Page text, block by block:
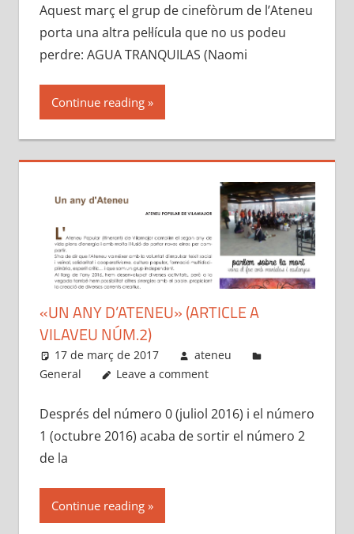
Aquest març el grup de cinefòrum de l’Ateneu
porta una altra pel·lícula que no us podeu
perdre: AGUA TRANQUILAS (Naomi
Continue reading
«UN ANY D’ATENEU» (ARTICLE A
VILAVEU NÚM.2)
17 de març de 2017
ateneu
General
Leave a comment
Després del número 0 (juliol 2016) i el número
1 (octubre 2016) acaba de sortir el número 2
de la
Continue reading